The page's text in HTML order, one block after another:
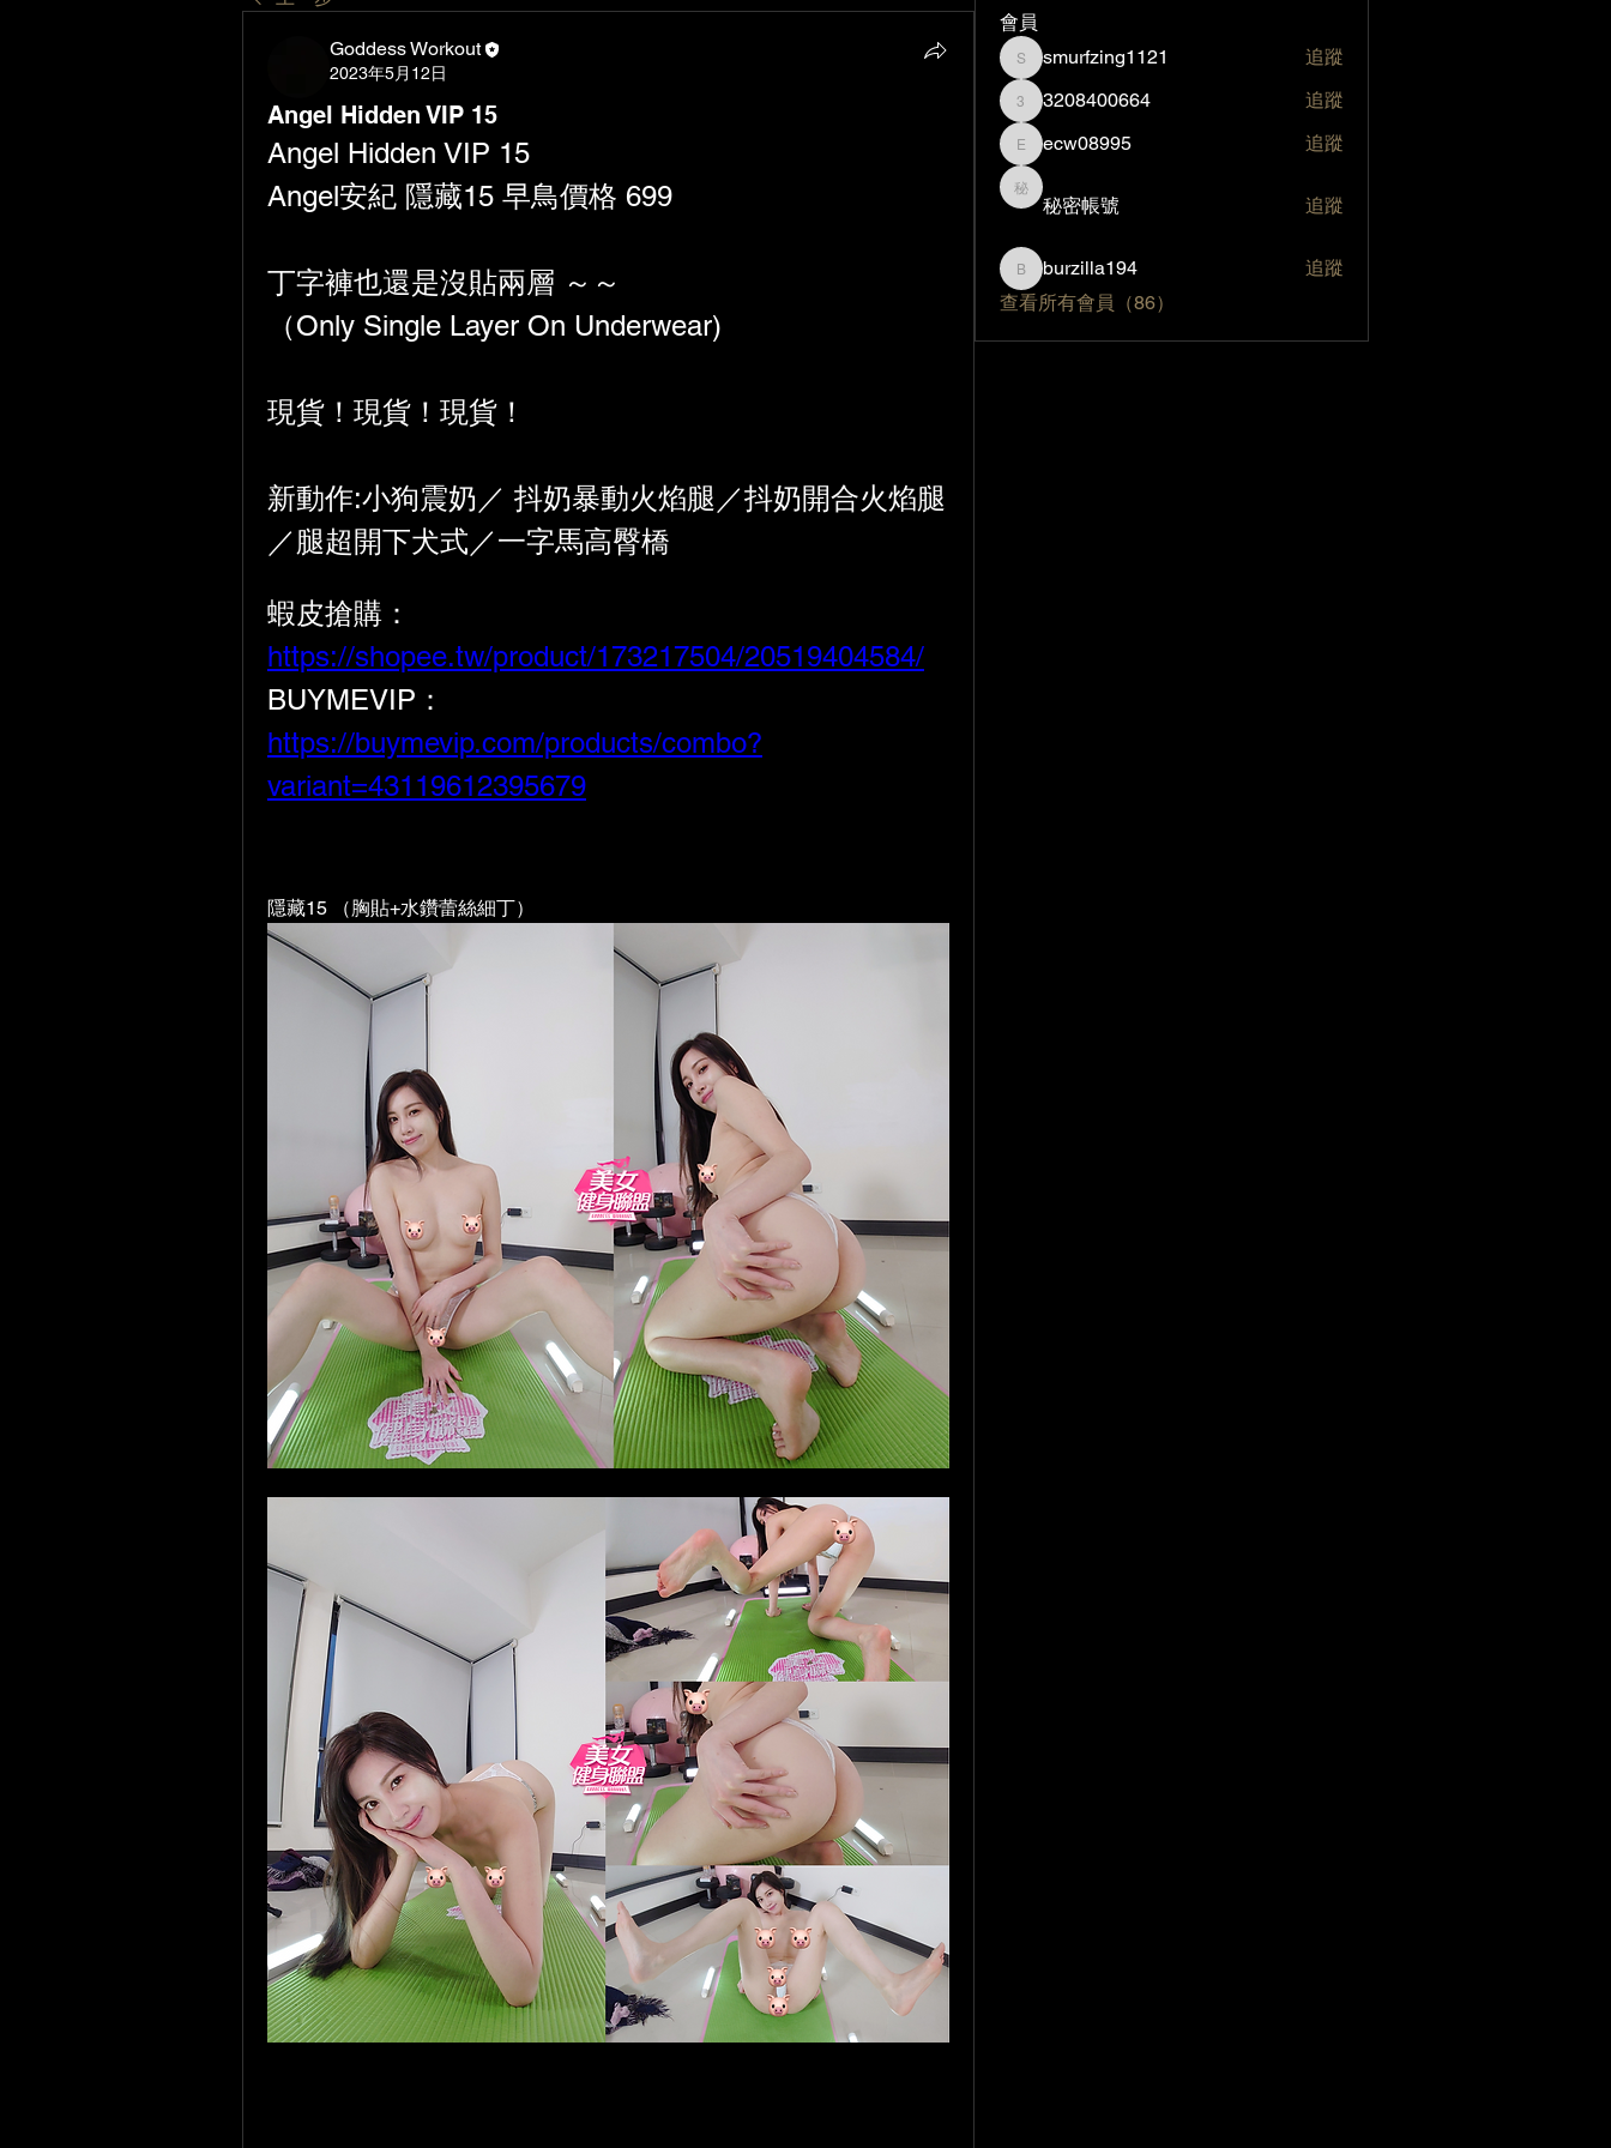
Goddess Workout
2023年5月12日
Angel Hidden VIP 15
Angel Hidden VIP 15
Angel安紀 隱藏15 早鳥價格 699
丁字褲也還是沒貼兩層 ～～
（Only Single Layer On Underwear)
現貨！現貨！現貨！
新動作:小狗震奶／ 抖奶暴動火焰腿／抖奶開合火焰腿
／腿超開下犬式／一字馬高臀橋
https://shopee.tw/product/173217504/20519404584/
https://buymevip.com/products/combo?
variant=43119612395679
隱藏15 （胸貼+水鑽蕾絲細丁）
會員
smurfzing1121
smurfzing1121 追蹤
3208400664
3208400664 追蹤
ecw08995
ecw08995 追蹤
秘密帳號
秘密帳號 追蹤
burzilla194
burzilla194
追蹤
查看所有會員（86）